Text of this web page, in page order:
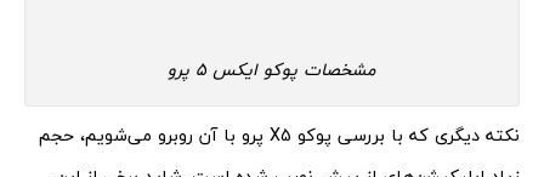
مشخصات پوکو ایکس 5 پرو
نکته دیگری که با بررسی پوکو X5 پرو با آن روبرو می‌شویم، حجم